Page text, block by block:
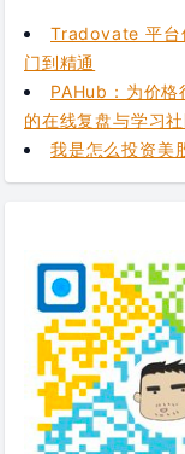
Tradovate 平台
门到精通
PAHub：为价格
的在线复盘与学习
我是怎么投资美